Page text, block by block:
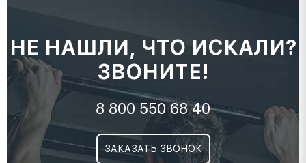
НЕ НАШЛИ, ЧТО ИСКАЛИ?
ЗВОНИТЕ!
8 800 550 68 40
ЗАКАЗАТЬ ЗВОНОК